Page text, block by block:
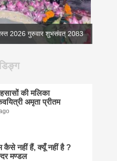
2026 गुरुवार शुभसंवत् 2083
की मलिका
अमृता प्रीतम
कैसे नहीं हैं, क्यूँ नहीं है ?
मण्डल